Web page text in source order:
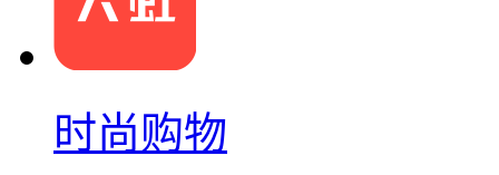
时尚购物